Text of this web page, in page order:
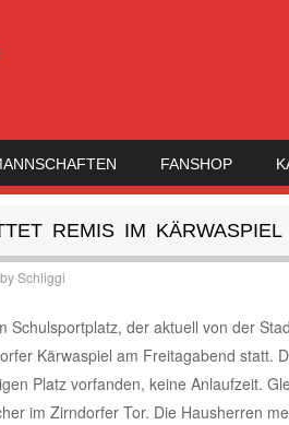
FANSHOP
REMIS IM
bySchliggi
Schulsportplatz, der aktuell von der
Kärwaspiel am Freitagabend statt.
Platz vorfanden, keine Anlaufzeit.
im Zirndorfer Tor. Die Hausherren